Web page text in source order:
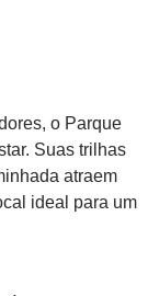
o Parque
Suas trilhas
atraem
ideal para um